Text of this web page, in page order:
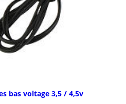
bas voltage 3,5 / 4,5v